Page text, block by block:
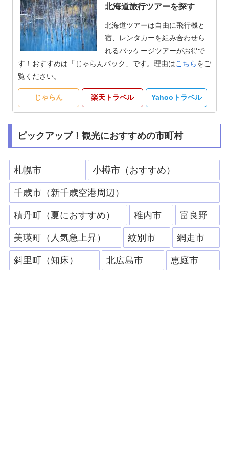
北海道旅行ツアーを探す
北海道ツアーは自由に飛行機と
宿、レンタカーを組み合わせら
れるパッケージツアーがお得で
す！おすすめは「じゃらんパック」です。理由はこちらをご
覧ください。
じゃらん 楽天トラベル Yahooトラベル
ピックアップ！観光におすすめの市町村
札幌市 小樽市（おすすめ）
千歳市（新千歳空港周辺）
積丹町（夏におすすめ） 稚内市 富良野
美瑛町（人気急上昇） 紋別市 網走市
斜里町（知床） 北広島市 恵庭市